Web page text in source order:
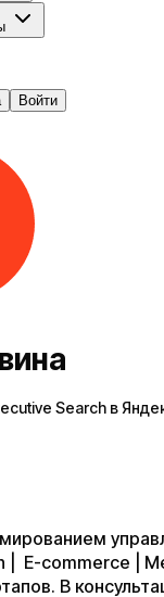
Войти
Search в
| E-commerce |
В